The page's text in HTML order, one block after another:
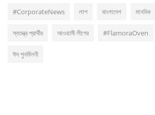
#CorporateNews লাশ বাংলাদেশ মানবিক
স্বতন্ত্র প্রার্থীর আওয়ামী লীগের #FlamoraOven
ঈদ পুনর্মিলনী